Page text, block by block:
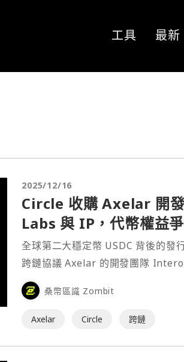
工具 最新
2025/12/16
Circle 收購 Axelar 開
Labs 與 IP，代幣權益
全球第二大穩定幣 USDC 背後的發
跨鏈協議 Axelar 的開發團隊
以補強其跨鏈基礎設施戰略，加速
心、打造「無縫、可擴展互通性」
桑幣區識 Zombit
Axelar Circle 跨鏈